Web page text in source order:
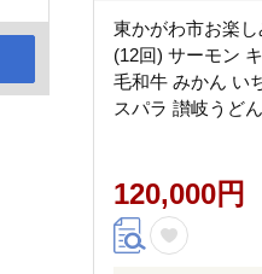
東かがわ市お楽
(12回) サーモン
毛和牛 みかん い
スパラ 讃岐うど
120,000円